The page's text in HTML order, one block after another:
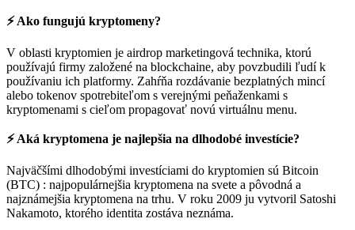
⚡️ Ako fungujú kryptomeny?
V oblasti kryptomien je airdrop marketingová technika, ktorú
používajú firmy založené na blockchaine, aby povzbudili ľudí k
používaniu ich platformy. Zahŕňa rozdávanie bezplatných mincí
alebo tokenov spotrebiteľom s verejnými peňaženkami s
kryptomenami s cieľom propagovať novú virtuálnu menu.
⚡️ Aká kryptomena je najlepšia na dlhodobé investície?
Najväčšími dlhodobými investíciami do kryptomien sú Bitcoin
(BTC) : najpopulárnejšia kryptomena na svete a pôvodná a
najznámejšia kryptomena na trhu. V roku 2009 ju vytvoril Satoshi
Nakamoto, ktorého identita zostáva neznáma.